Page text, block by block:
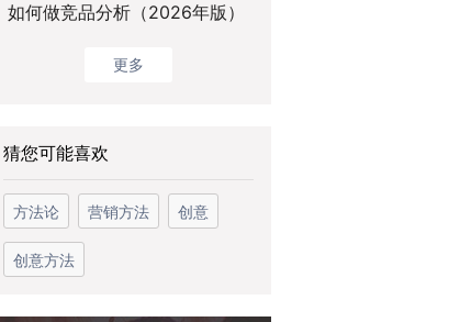
如何做竞品分析（2026年版）
更多
猜您可能喜欢
方法论 营销方法 创意
创意方法